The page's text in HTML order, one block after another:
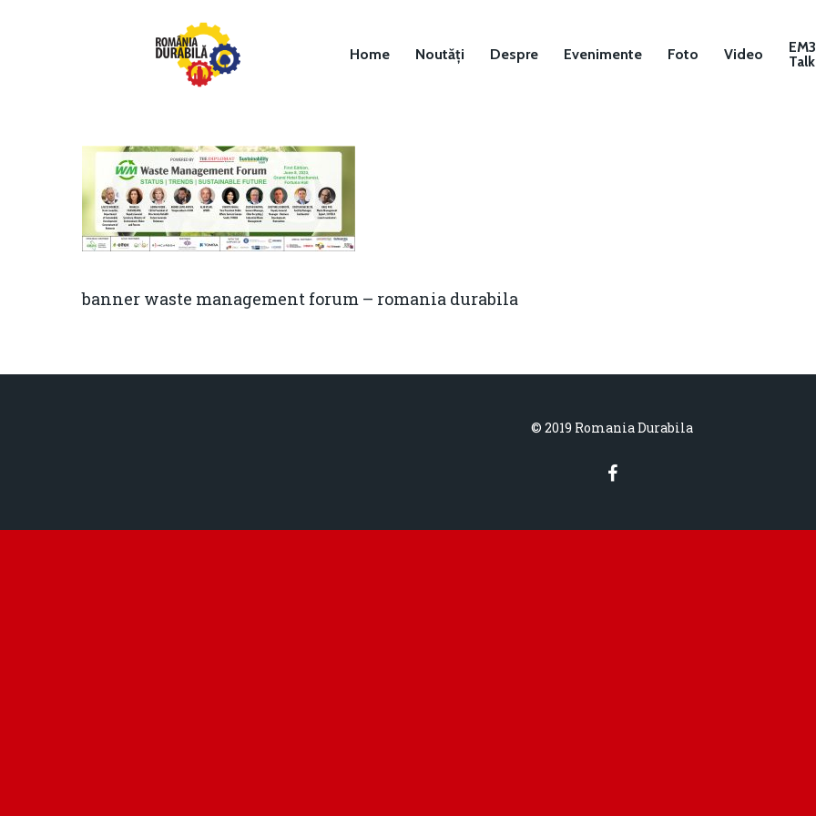
Hit enter to search or ESC to close
Home Noutăți Despre Evenimente Foto Video
Talk
banner waste management forum – romania durabila
© 2019 Romania Durabila